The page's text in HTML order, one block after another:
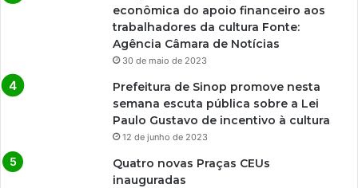
econômica do apoio financeiro aos
trabalhadores da cultura Fonte:
Agência Câmara de Notícias
30 de maio de 2023
Prefeitura de Sinop promove nesta
semana escuta pública sobre a Lei
Paulo Gustavo de incentivo à cultura
12 de junho de 2023
Quatro novas Praças CEUs
inauguradas